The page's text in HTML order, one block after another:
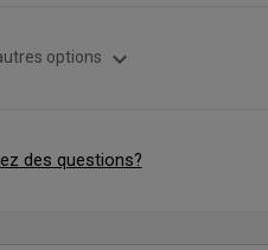
options expand_more
des questions?